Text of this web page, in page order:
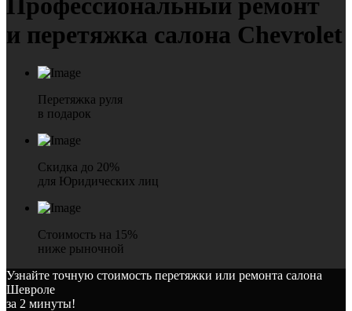
и перетяжка салона Chevrolet
Перетяжка руля
в подарок
Скидка до 20%
для Юридических лиц
Стоимость на 15%
ниже рыночной
Узнайте точную стоимость перетяжки или ремонта салона
Шевроле
за 2 минуты!